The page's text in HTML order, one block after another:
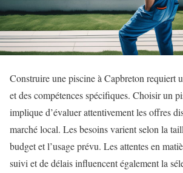
Construire une piscine à Capbreton requiert
et des compétences spécifiques. Choisir un
implique d’évaluer attentivement les offres
marché local. Les besoins varient selon la
budget et l’usage prévu. Les attentes en
suivi et de délais influencent également la